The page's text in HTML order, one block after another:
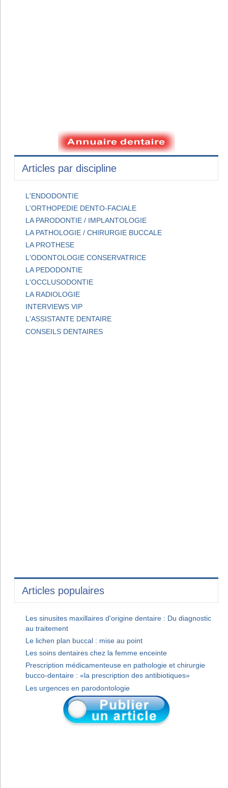
Articles par discipline
L'ENDODONTIE
L'ORTHOPEDIE DENTO-FACIALE
LA PARODONTIE / IMPLANTOLOGIE
LA PATHOLOGIE / CHIRURGIE BUCCALE
LA PROTHESE
L'ODONTOLOGIE CONSERVATRICE
LA PEDODONTIE
L'OCCLUSODONTIE
LA RADIOLOGIE
INTERVIEWS VIP
L'ASSISTANTE DENTAIRE
CONSEILS DENTAIRES
Articles populaires
Les sinusites maxillaires d'origine dentaire : Du diagnostic
au traitement
Le lichen plan buccal : mise au point
Les soins dentaires chez la femme enceinte
Prescription médicamenteuse en pathologie et chirurgie
bucco-dentaire : «la prescription des antibiotiques»
Les urgences en parodontologie